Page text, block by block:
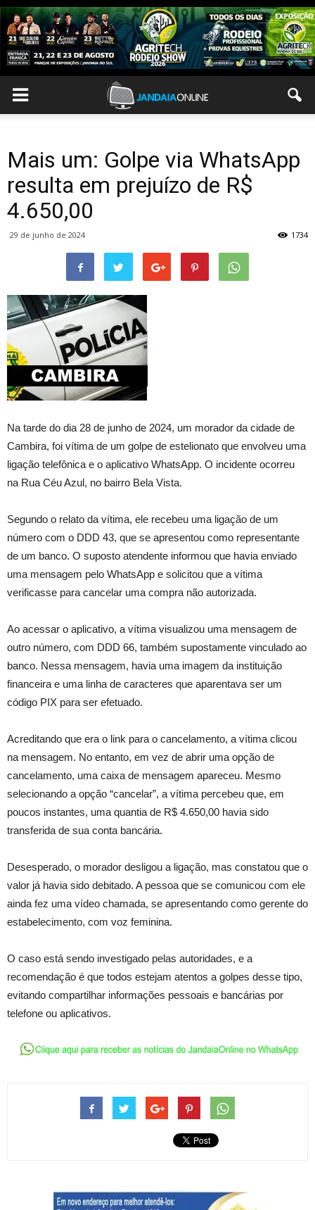
Mais um: Golpe via WhatsApp
resulta em prejuízo de R$
4.650,00
29 de junho de 2024 1734
Na tarde do dia 28 de junho de 2024, um morador da cidade de
Cambira, foi vítima de um golpe de estelionato que envolveu uma
ligação telefônica e o aplicativo WhatsApp. O incidente ocorreu
na Rua Céu Azul, no bairro Bela Vista.
Segundo o relato da vítima, ele recebeu uma ligação de um
número com o DDD 43, que se apresentou como representante
de um banco. O suposto atendente informou que havia enviado
uma mensagem pelo WhatsApp e solicitou que a vítima
verificasse para cancelar uma compra não autorizada.
Ao acessar o aplicativo, a vítima visualizou uma mensagem de
outro número, com DDD 66, também supostamente vinculado ao
banco. Nessa mensagem, havia uma imagem da instituição
financeira e uma linha de caracteres que aparentava ser um
código PIX para ser efetuado.
Acreditando que era o link para o cancelamento, a vítima clicou
na mensagem. No entanto, em vez de abrir uma opção de
cancelamento, uma caixa de mensagem apareceu. Mesmo
selecionando a opção “cancelar”, a vítima percebeu que, em
poucos instantes, uma quantia de R$ 4.650,00 havia sido
transferida de sua conta bancária.
Desesperado, o morador desligou a ligação, mas constatou que o
valor já havia sido debitado. A pessoa que se comunicou com ele
ainda fez uma vídeo chamada, se apresentando como gerente do
estabelecimento, com voz feminina.
O caso está sendo investigado pelas autoridades, e a
recomendação é que todos estejam atentos a golpes desse tipo,
evitando compartilhar informações pessoais e bancárias por
telefone ou aplicativos.